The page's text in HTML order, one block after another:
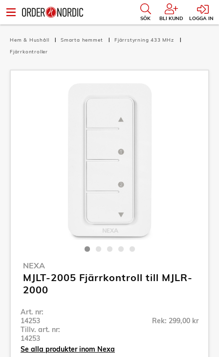
SÖK BLI KUND LOGGA IN
Hem & Hushåll Smarta hemmet
Fjärrstyrning 433 MHz
Fjärrkontroller
NEXA
MJLT-2005 Fjärrkontroll till MJLR-
2000
Art. nr:
14253
Tillv. art. nr:
14253
Rek: 299,00 kr
Se alla produkter inom Nexa